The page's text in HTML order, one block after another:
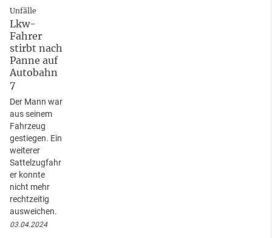
Unfälle
Lkw-
Fahrer
stirbt nach
Panne auf
Autobahn
7
Der Mann war
aus seinem
Fahrzeug
gestiegen. Ein
weiterer
Sattelzugfahr
er konnte
nicht mehr
rechtzeitig
ausweichen.
03.04.2024